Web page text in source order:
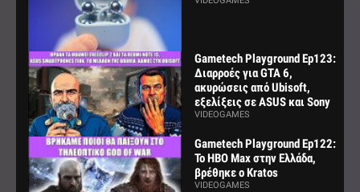
Gametech Playground Ep123:
Διαρροές για GTA 6,
ακυρώσεις από Ubisoft,
εξελίξεις σε ASUS και Sony
VIDEOGAMES
Gametech Playground Ep122:
Το HBO Max στην Ελλάδα,
βρέθηκε ο Kratos
VIDEOGAMES